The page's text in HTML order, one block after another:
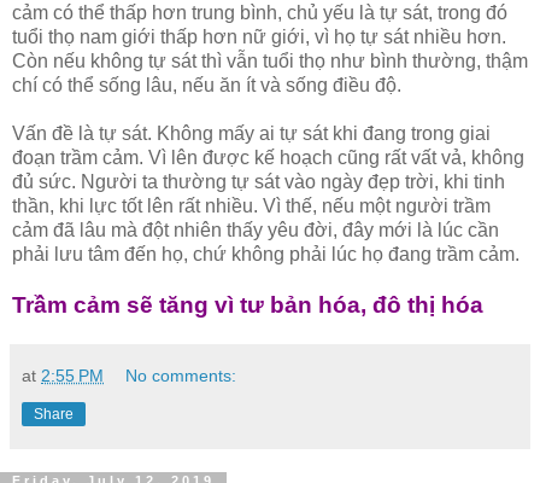
cảm có thể thấp hơn trung bình, chủ yếu là tự sát, trong đó
tuổi thọ nam giới thấp hơn nữ giới, vì họ tự sát nhiều hơn.
Còn nếu không tự sát thì vẫn tuổi thọ như bình thường, thậm
chí có thể sống lâu, nếu ăn ít và sống điều độ.
Vấn đề là tự sát. Không mấy ai tự sát khi đang trong giai
đoạn trầm cảm. Vì lên được kế hoạch cũng rất vất vả, không
đủ sức. Người ta thường tự sát vào ngày đẹp trời, khi tinh
thần, khi lực tốt lên rất nhiều. Vì thế, nếu một người trầm
cảm đã lâu mà đột nhiên thấy yêu đời, đây mới là lúc cần
phải lưu tâm đến họ, chứ không phải lúc họ đang trầm cảm.
Trầm cảm sẽ tăng vì tư bản hóa, đô thị hóa
at 2:55 PM No comments:
Share